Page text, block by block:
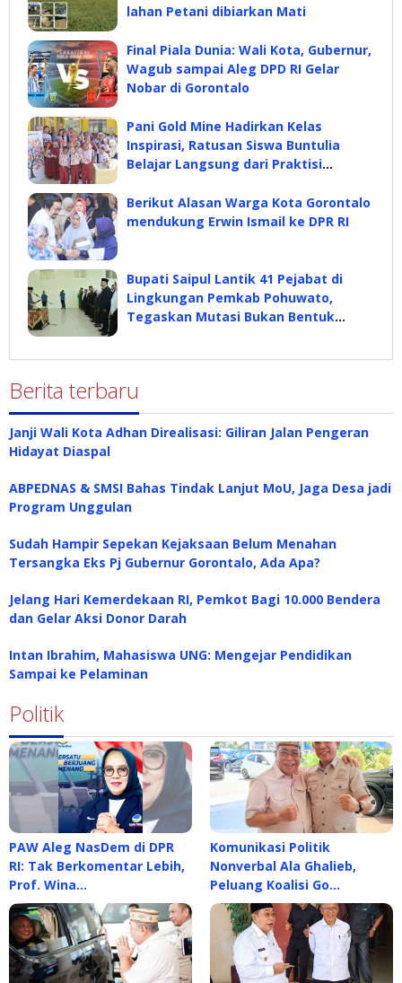
lahan Petani dibiarkan Mati
Final Piala Dunia: Wali Kota, Gubernur,
Wagub sampai Aleg DPD RI Gelar
Nobar di Gorontalo
Pani Gold Mine Hadirkan Kelas
Inspirasi, Ratusan Siswa Buntulia
Belajar Langsung dari Praktisi
Berikut Alasan Warga Kota Gorontalo
mendukung Erwin Ismail ke DPR RI
Bupati Saipul Lantik 41 Pejabat di
Lingkungan Pemkab Pohuwato,
Tegaskan Mutasi Bukan Bentuk
Berita terbaru
Janji Wali Kota Adhan Direalisasi: Giliran Jalan Pengeran
Hidayat Diaspal
ABPEDNAS & SMSI Bahas Tindak Lanjut MoU, Jaga Desa jadi
Program Unggulan
Sudah Hampir Sepekan Kejaksaan Belum Menahan
Tersangka Eks Pj Gubernur Gorontalo, Ada Apa?
Jelang Hari Kemerdekaan RI, Pemkot Bagi 10.000 Bendera
dan Gelar Aksi Donor Darah
Intan Ibrahim, Mahasiswa UNG: Mengejar Pendidikan
Sampai ke Pelaminan
Politik
PAW Aleg NasDem di DPR
RI: Tak Berkomentar Lebih,
Prof. Wina…
Komunikasi Politik
Nonverbal Ala Ghalieb,
Peluang Koalisi Go…